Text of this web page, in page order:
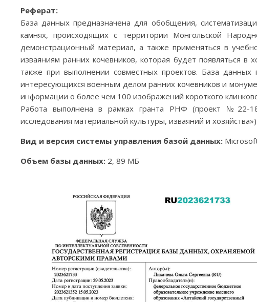
Реферат:
База данных предназначена для обобщения,
камнях, происходящих с территории Монгольской
демонстрационный материал, а также применяться в
изваяниям ранних кочевников, которая будет появляться в
также при выполнении совместных проектов. База данных
интересующихся военным делом ранних кочевников и
информации о более чем 100 изображений короткого
Работа выполнена в рамках гранта РНФ (проект №22-
исследования материальной культуры, изваяний и хозяйства»).
Вид и версия системы управления базой данных:
Объем базы данных: 2, 89 МБ